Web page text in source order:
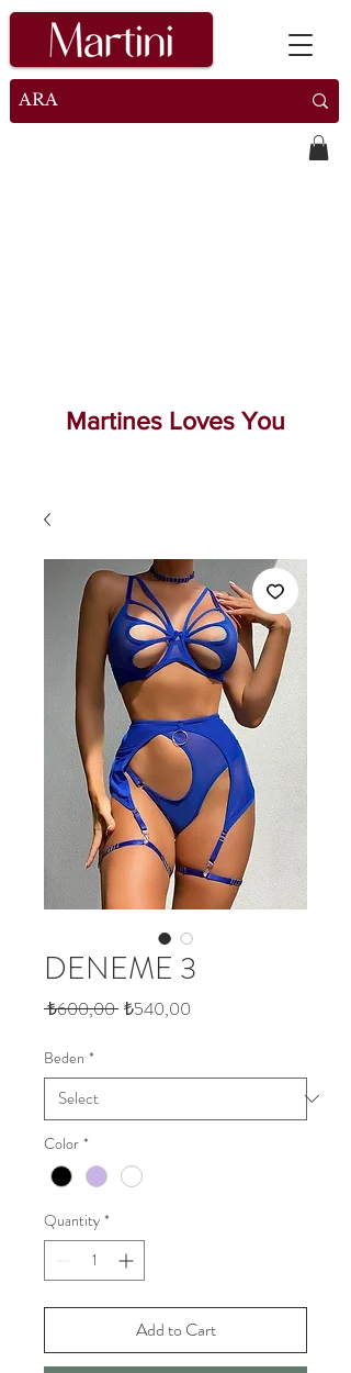
Martines Loves You
DENEME 3
₺600,00 Regular
₺540,00
Beden *
Color *
Quantity *
Add to Cart